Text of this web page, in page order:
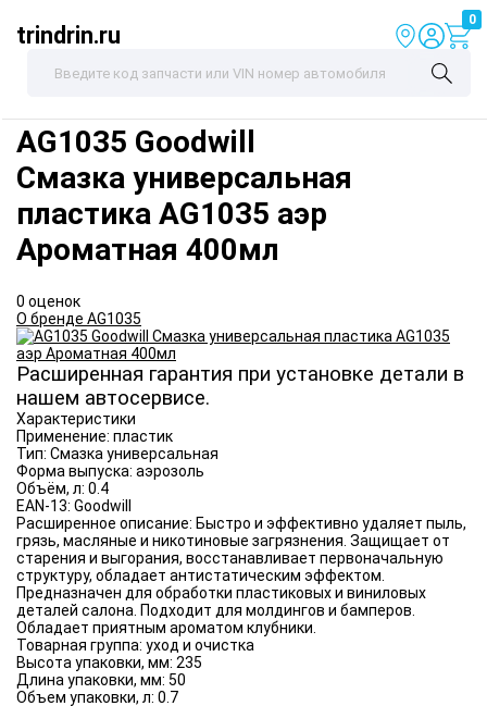
trindrin.ru
0
AG1035 Goodwill
Смазка универсальная
пластика AG1035 аэр
Ароматная 400мл
0 оценок
О бренде AG1035
Расширенная гарантия при установке детали в
нашем автосервисе.
Характеристики
Применение: пластик
Тип: Смазка универсальная
Форма выпуска: аэрозоль
Объём, л: 0.4
EAN-13: Goodwill
Расширенное описание: Быстро и эффективно удаляет пыль,
грязь, масляные и никотиновые загрязнения. Защищает от
старения и выгорания, восстанавливает первоначальную
структуру, обладает антистатическим эффектом.
Предназначен для обработки пластиковых и виниловых
деталей салона. Подходит для молдингов и бамперов.
Обладает приятным ароматом клубники.
Товарная группа: уход и очистка
Высота упаковки, мм: 235
Длина упаковки, мм: 50
Объем упаковки, л: 0.7